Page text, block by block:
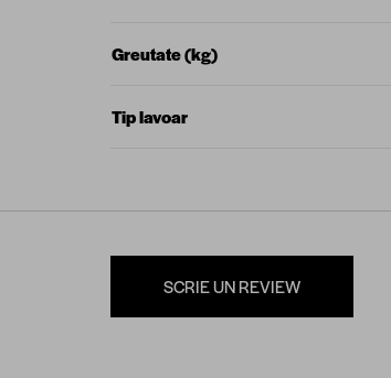
Greutate (kg)
Tip lavoar
SCRIE UN REVIEW